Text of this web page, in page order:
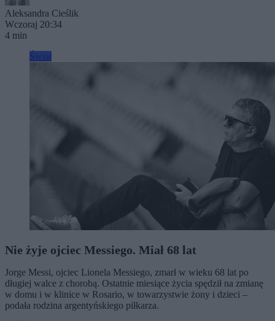
Aleksandra Cieślik
Wczoraj 20:34
4 min
Nie żyje ojciec Messiego. Miał 68 lat
Jorge Messi, ojciec Lionela Messiego, zmarł w wieku 68 lat po
długiej walce z chorobą. Ostatnie miesiące życia spędził na zmianę
w domu i w klinice w Rosario, w towarzystwie żony i dzieci –
podała rodzina argentyńskiego piłkarza.